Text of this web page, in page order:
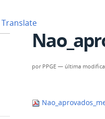
Translate
por PPGE — última